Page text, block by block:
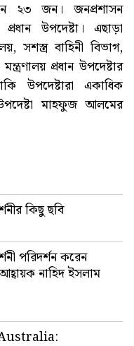
২৩ জন। জনপ্রশাসন
উপদেষ্টা। এছাড়া
সশস্ত্র বাহিনী বিভাগ,
প্রধান উপদেষ্টার
উপদেষ্টারা একাধিক
মাহফুজ আলমের
কিছু ছবি
পরিদর্শন করেন
নাহিদ ইসলাম